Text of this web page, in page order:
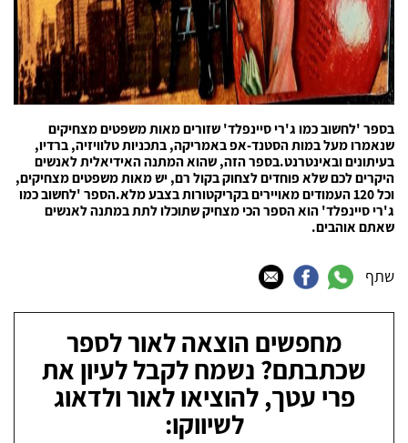
בספר 'לחשוב כמו ג'רי סיינפלד' שזורים מאות משפטים מצחיקים
שנאמרו מעל במות הסטנד-אפ באמריקה, בתכניות טלוויזיה, ברדיו,
בעיתונים ובאינטרנט.בספר הזה, שהוא המתנה האידיאלית לאנשים
היקרים לכם שלא פוחדים לצחוק בקול רם, יש מאות משפטים מצחיקים,
וכל 120 העמודים מאויירים בקריקטורות בצבע מלא.הספר 'לחשוב כמו
ג'רי סיינפלד' הוא הספר הכי מצחיק שתוכלו לתת במתנה לאנשים
שאתם אוהבים.
שתף
מחפשים הוצאה לאור לספר
שכתבתם? נשמח לקבל לעיון את
פרי עטך, להוציאו לאור ולדאוג
לשיווקו: